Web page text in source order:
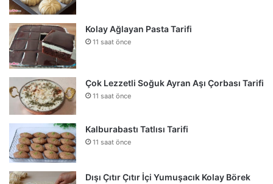
Kolay Ağlayan Pasta Tarifi
11 saat önce
Çok Lezzetli Soğuk Ayran Aşı Çorbası Tarifi
11 saat önce
Kalburabastı Tatlısı Tarifi
11 saat önce
Dışı Çıtır Çıtır İçi Yumuşacık Kolay Börek